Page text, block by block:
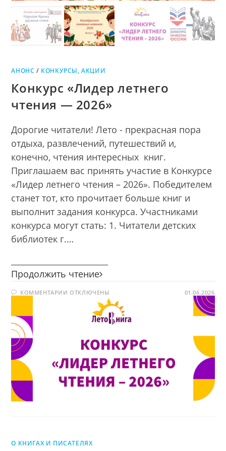
АНОНС / КОНКУРСЫ, АКЦИИ
Конкурс «Лидер летнего
чтения — 2026»
Дорогие читатели! Лето - прекрасная пора
отдыха, развлечений, путешествий и,
конечно, чтения интересных книг.
Приглашаем вас принять участие в Конкурсе
«Лидер летнего чтения – 2026». Победителем
станет тот, кто прочитает больше книг и
выполнит задания конкурса. Участниками
конкурса могут стать: 1. Читатели детских
библиотек г.…
Продолжить чтение Конкурс
летнего
чтения
—
2026»
КОММЕНТАРИИ К
КОНКУРС
«ЛИДЕР
ЛЕТНЕГО
ЧТЕНИЯ
2026»
ОТКЛЮЧЕНЫ 01.06.2026
О КНИГАХ И ПИСАТЕЛЯХ